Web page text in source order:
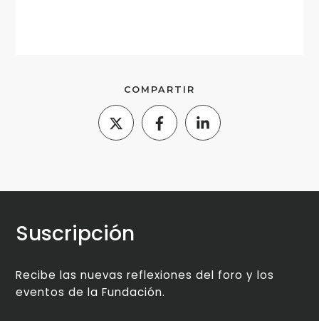
COMPARTIR
Suscripción
Recibe las nuevas reflexiones del foro y los
eventos de la Fundación.